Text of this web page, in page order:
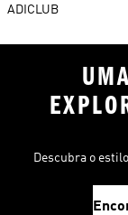
ADICLUB
Descubra o